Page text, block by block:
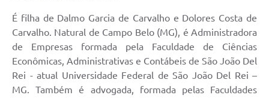
É filha de Dalmo Garcia de Carvalho e Dolores Costa de
Carvalho. Natural de Campo Belo (MG), é Administradora
de Empresas formada pela Faculdade de Ciências
Econômicas, Administrativas e Contábeis de São João Del
Rei - atual Universidade Federal de São João Del Rei –
MG. Também é advogada, formada pelas Faculdades